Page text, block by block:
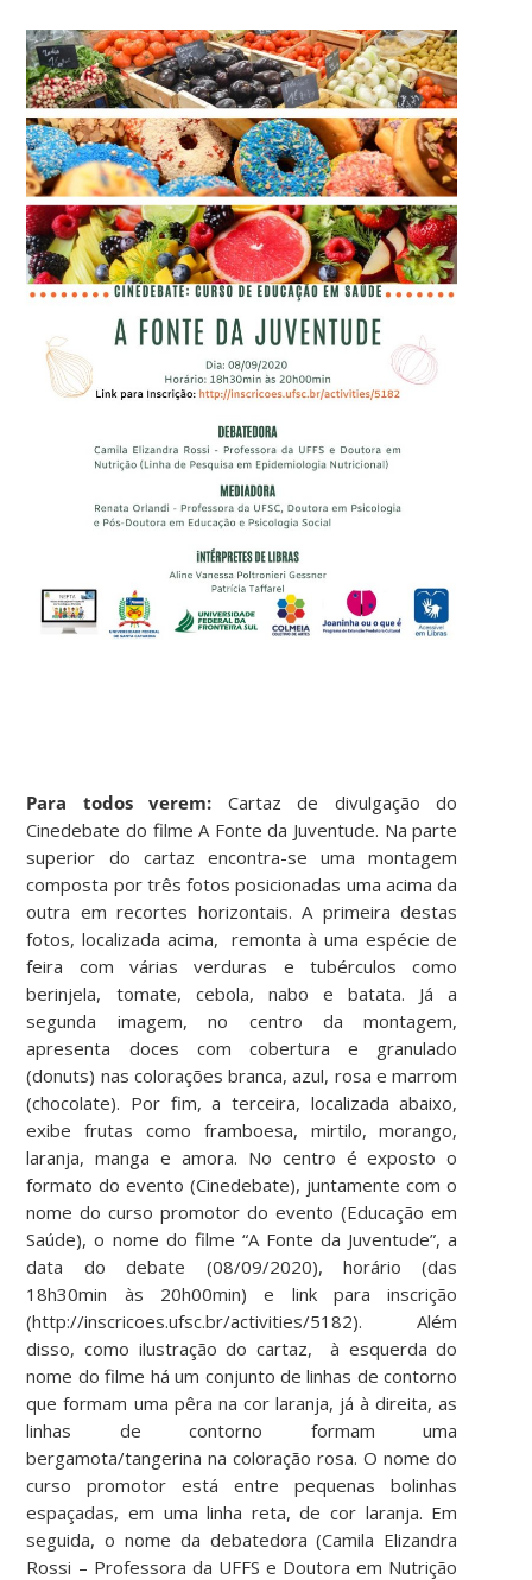
Para todos verem: Cartaz de divulgação do
Cinedebate do filme A Fonte da Juventude. Na parte
superior do cartaz encontra-se uma montagem
composta por três fotos posicionadas uma acima da
outra em recortes horizontais. A primeira destas
fotos, localizada acima, remonta à uma espécie de
feira com várias verduras e tubérculos como
berinjela, tomate, cebola, nabo e batata. Já a
segunda imagem, no centro da montagem,
apresenta doces com cobertura e granulado
(donuts) nas colorações branca, azul, rosa e marrom
(chocolate). Por fim, a terceira, localizada abaixo,
exibe frutas como framboesa, mirtilo, morango,
laranja, manga e amora. No centro é exposto o
formato do evento (Cinedebate), juntamente com o
nome do curso promotor do evento (Educação em
Saúde), o nome do filme “A Fonte da Juventude”, a
data do debate (08/09/2020), horário (das
18h30min às 20h00min) e link para inscrição
(http://inscricoes.ufsc.br/activities/5182). Além
disso, como ilustração do cartaz, à esquerda do
nome do filme há um conjunto de linhas de contorno
que formam uma pêra na cor laranja, já à direita, as
linhas de contorno formam uma
bergamota/tangerina na coloração rosa. O nome do
curso promotor está entre pequenas bolinhas
espaçadas, em uma linha reta, de cor laranja. Em
seguida, o nome da debatedora (Camila Elizandra
Rossi – Professora da UFFS e Doutora em Nutrição